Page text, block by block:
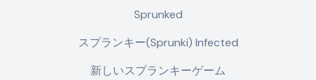
Sprunked
スプランキー(Sprunki) Infected
新しいスプランキーゲーム